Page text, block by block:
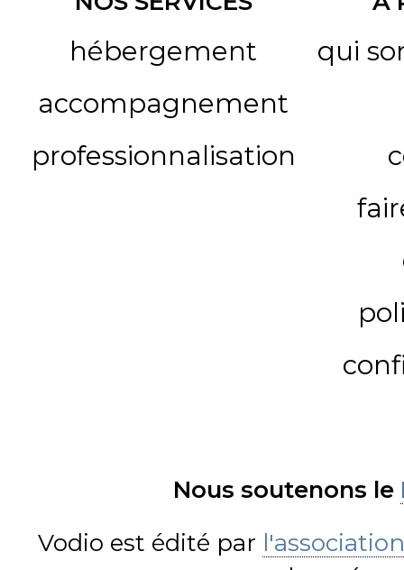
hébergement
accompagnement
professionnalisation
qui